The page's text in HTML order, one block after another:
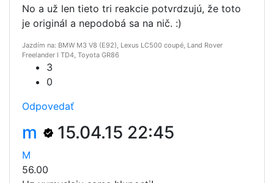
No a už len tieto tri reakcie potvrdzujú, že toto
je originál a nepodobá sa na nič. :)
Jazdím na: BMW M3 V8 (E92), Lexus LC500 coupé, Land Rover
Freelander I TD4, Toyota GR86
3
0
Odpovedať
m 15.04.15 22:45
M
56.00